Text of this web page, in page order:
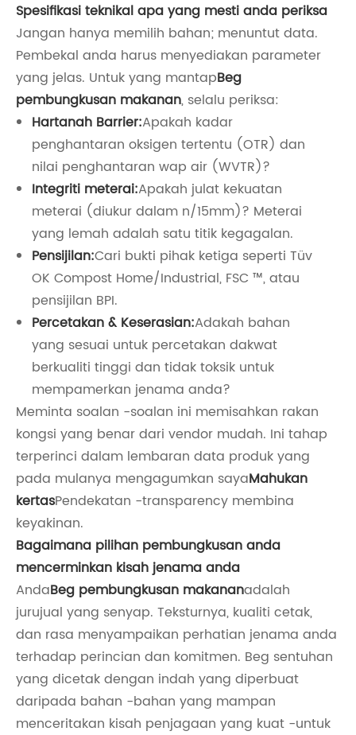
Spesifikasi teknikal apa yang mesti anda periksa
Jangan hanya memilih bahan; menuntut data.
Pembekal anda harus menyediakan parameter
yang jelas. Untuk yang mantapBeg
pembungkusan makanan, selalu periksa:
Hartanah Barrier:Apakah kadar
penghantaran oksigen tertentu (OTR) dan
nilai penghantaran wap air (WVTR)?
Integriti meterai:Apakah julat kekuatan
meterai (diukur dalam n/15mm)? Meterai
yang lemah adalah satu titik kegagalan.
Pensijilan:Cari bukti pihak ketiga seperti Tüv
OK Compost Home/Industrial, FSC ™, atau
pensijilan BPI.
Percetakan & Keserasian:Adakah bahan
yang sesuai untuk percetakan dakwat
berkualiti tinggi dan tidak toksik untuk
mempamerkan jenama anda?
Meminta soalan -soalan ini memisahkan rakan
kongsi yang benar dari vendor mudah. Ini tahap
terperinci dalam lembaran data produk yang
pada mulanya mengagumkan sayaMahukan
kertasPendekatan -transparency membina
keyakinan.
Bagaimana pilihan pembungkusan anda
mencerminkan kisah jenama anda
AndaBeg pembungkusan makananadalah
jurujual yang senyap. Teksturnya, kualiti cetak,
dan rasa menyampaikan perhatian jenama anda
terhadap perincian dan komitmen. Beg sentuhan
yang dicetak dengan indah yang diperbuat
daripada bahan -bahan yang mampan
menceritakan kisah penjagaan yang kuat -untuk